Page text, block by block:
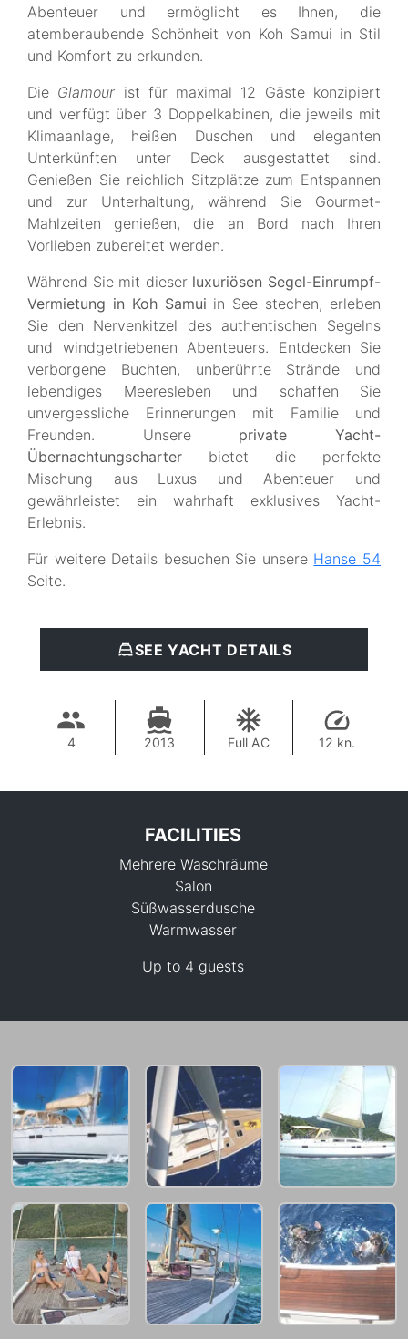
Abenteuer und ermöglicht es Ihnen, die
atemberaubende Schönheit von Koh Samui in Stil
und Komfort zu erkunden.
Die Glamour ist für maximal 12 Gäste konzipiert
und verfügt über 3 Doppelkabinen, die jeweils mit
Klimaanlage, heißen Duschen und eleganten
Unterkünften unter Deck ausgestattet sind.
Genießen Sie reichlich Sitzplätze zum Entspannen
und zur Unterhaltung, während Sie Gourmet-
Mahlzeiten genießen, die an Bord nach Ihren
Vorlieben zubereitet werden.
Während Sie mit dieser luxuriösen Segel-Einrumpf-
Vermietung in Koh Samui in See stechen, erleben
Sie den Nervenkitzel des authentischen Segelns
und windgetriebenen Abenteuers. Entdecken Sie
verborgene Buchten, unberührte Strände und
lebendiges Meeresleben und schaffen Sie
unvergessliche Erinnerungen mit Familie und
Freunden. Unsere private Yacht-
Übernachtungscharter bietet die perfekte
Mischung aus Luxus und Abenteuer und
gewährleistet ein wahrhaft exklusives Yacht-
Erlebnis.
Für weitere Details besuchen Sie unsere Hanse 54
Seite.
SEE YACHT DETAILS
4 2013 Full AC 12 kn.
FACILITIES
Mehrere Waschräume
Salon
Süßwasserdusche
Warmwasser
Up to 4 guests